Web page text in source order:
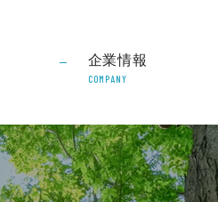
企業情報
COMPANY